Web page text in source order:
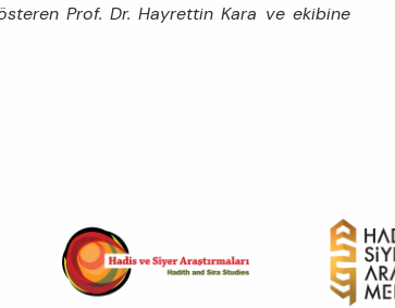
Prof. Dr. Hayrettin Kara ve ekibine